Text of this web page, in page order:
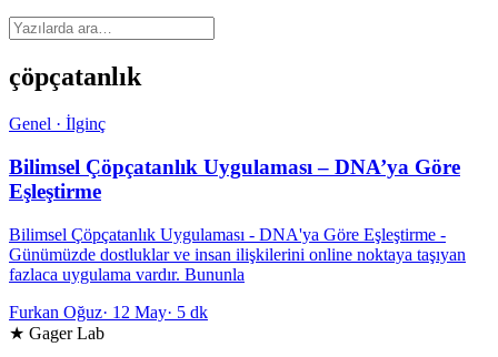
çöpçatanlık
Genel · İlginç
Bilimsel Çöpçatanlık Uygulaması – DNA’ya Göre
Eşleştirme
Bilimsel Çöpçatanlık Uygulaması - DNA'ya Göre Eşleştirme -
Günümüzde dostluklar ve insan ilişkilerini online noktaya taşıyan
fazlaca uygulama vardır. Bununla
Furkan Oğuz· 12 May· 5 dk
★ Gager Lab